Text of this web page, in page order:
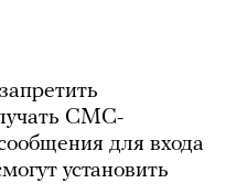
СМС-
для входа
установить